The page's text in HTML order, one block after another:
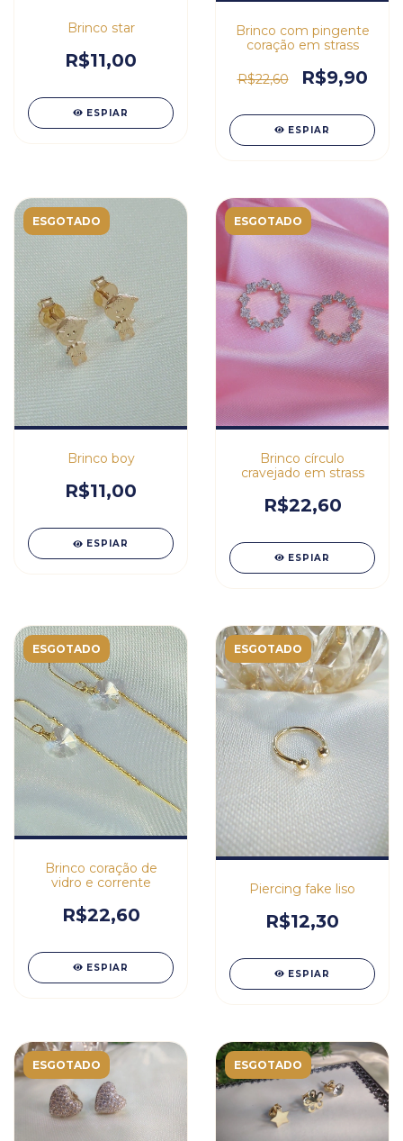
Brinco star
R$11,00
ESPIAR
Brinco com pingente
coração em strass
R$22,60 R$9,90
ESPIAR
ESGOTADO
Brinco boy
R$11,00
ESPIAR
ESGOTADO
Brinco círculo
cravejado em strass
R$22,60
ESPIAR
ESGOTADO
Brinco coração de
vidro e corrente
R$22,60
ESPIAR
ESGOTADO
Piercing fake liso
R$12,30
ESPIAR
ESGOTADO ESGOTADO